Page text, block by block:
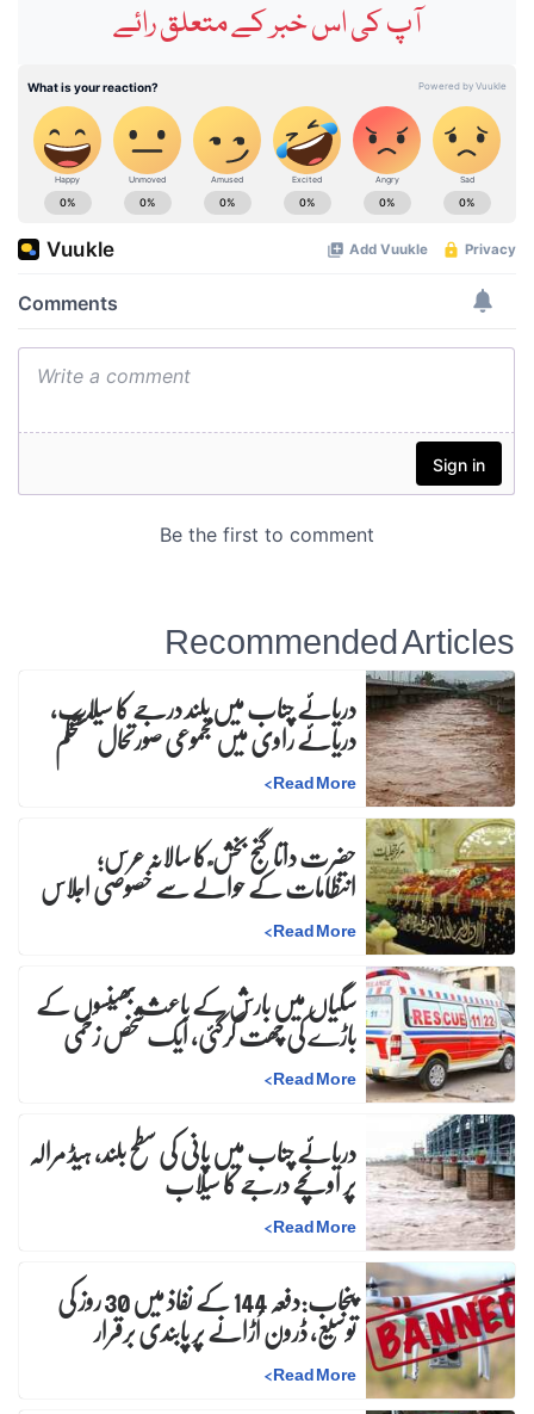
آپ کی اس خبر کے متعلق رائے
Recommended Articles
دریائے چناب میں بلند درجے کا سیلاب،
دریائے راوی میں مجموعی صورتحال مستحکم
Read More
>
حضرت داتا گنج بخش ؒ کا سالانہ عرس;
انتظامات کے حوالے سے خصوصی اجلاس
Read More
>
سگیاں میں بارش کے باعث بھینسوں کے
باڑے کی چھت گرگئی، ایک شخص زخمی
Read More
>
دریائے چناب میں پانی کی سطح بلند، ہیڈ مرالہ
پر اونچے درجے کا سیلاب
Read More
>
پنجاب:دفعہ 144 کے نفاذ میں 30 روز کیتوسیع، ڈرون اُڑانے پر پابندی برقرار
Read More
>